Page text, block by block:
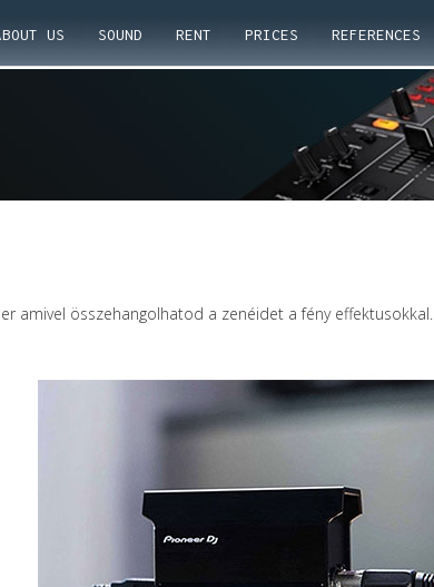
US SOUND RENT PRICES REFERENCES
amivel összehangolhatod a zenéidet a fény effektusokkal.